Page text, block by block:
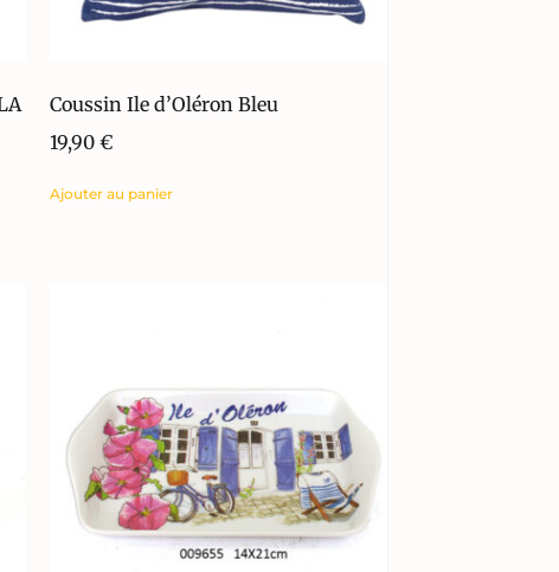
Coussin Ile d’Oléron Bleu
19,90€
Ajouter au panier